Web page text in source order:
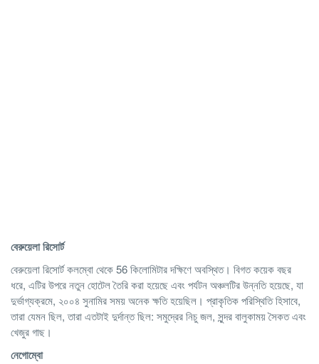
বেরুয়েলারিসোর্ট
বেরুয়েলা রিসোর্ট কলম্বো থেকে 56 কিলোমিটার দক্ষিণে অবস্থিত। বিগত কয়েক বছর
ধরে, এটির উপরে নতুন হোটেল তৈরি করা হয়েছে এবং পর্যটন অঞ্চলটির উন্নতি হয়েছে, যা
দুর্ভাগ্যক্রমে, ২০০৪ সুনামির সময় অনেক ক্ষতি হয়েছিল। প্রাকৃতিক পরিস্থিতি হিসাবে,
তারা যেমন ছিল, তারা এতটাই দুর্দান্ত ছিল: সমুদ্রের নিচু জল, সুন্দর বালুকাময় সৈকত এবং
খেজুর গাছ।
নেগোম্বো